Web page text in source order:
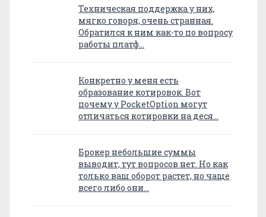
Техническая поддержка у них,
мягко говоря, очень странная.
Обратился к ним как-то по вопросу
работы платф…
Конкретно у меня есть
образование котировок. Вот
почему у PocketOption могут
отличаться котировки на деся…
Брокер небольшие суммы
выводит, тут вопросов нет. Но как
только ваш оборот растет, но чаще
всего либо они…